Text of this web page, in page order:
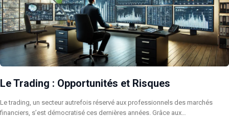
Le Trading : Opportunités et Risques
Le trading, un secteur autrefois réservé aux professionnels des marchés
financiers, s’est démocratisé ces dernières années. Grâce aux…